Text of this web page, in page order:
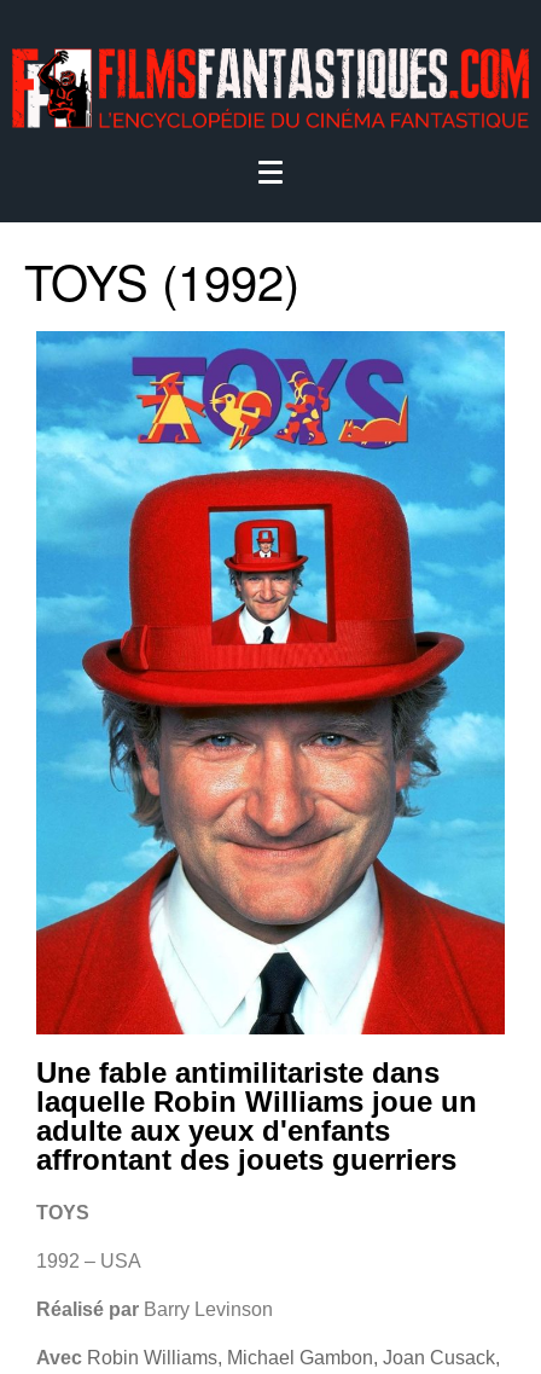
TOYS (1992)
Une fable antimilitariste dans
laquelle Robin Williams joue un
adulte aux yeux d'enfants
affrontant des jouets guerriers
TOYS
1992 – USA
Réalisé par Barry Levinson
Avec Robin Williams, Michael Gambon, Joan Cusack,